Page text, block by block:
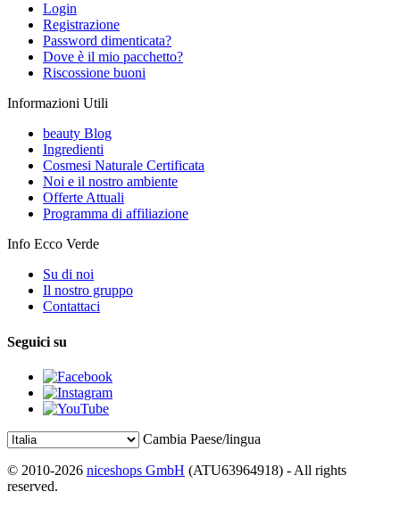
Login
Registrazione
Password dimenticata?
Dove è il mio pacchetto?
Riscossione buoni
Informazioni Utili
beauty Blog
Ingredienti
Cosmesi Naturale Certificata
Noi e il nostro ambiente
Offerte Attuali
Programma di affiliazione
Info Ecco Verde
Su di noi
Il nostro gruppo
Contattaci
Seguici su
Cambia Paese/lingua
© 2010-2026 niceshops GmbH (ATU63964918) - All rights
reserved.